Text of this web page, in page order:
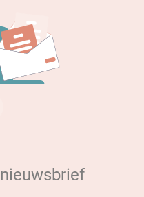
nieuwsbrief